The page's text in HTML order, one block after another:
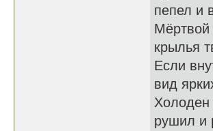
пепел и
Мёртвой
крылья
Если
вид
Холоден
рушил и